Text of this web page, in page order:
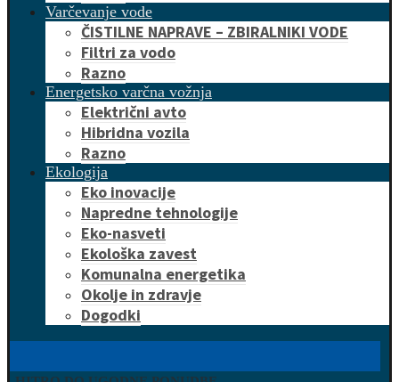
Varčevanje vode
ČISTILNE NAPRAVE – ZBIRALNIKI VODE
Filtri za vodo
Razno
Energetsko varčna vožnja
Električni avto
Hibridna vozila
Razno
Ekologija
Eko inovacije
Napredne tehnologije
Eko-nasveti
Ekološka zavest
Komunalna energetika
Okolje in zdravje
Dogodki